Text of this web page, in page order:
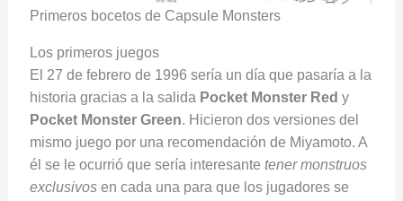
Primeros bocetos de Capsule Monsters
Los primeros juegos
El 27 de febrero de 1996 sería un día que pasaría a la
historia gracias a la salida Pocket Monster Red y
Pocket Monster Green. Hicieron dos versiones del
mismo juego por una recomendación de Miyamoto. A
él se le ocurrió que sería interesante tener monstruos
exclusivosen cada una para que los jugadores se